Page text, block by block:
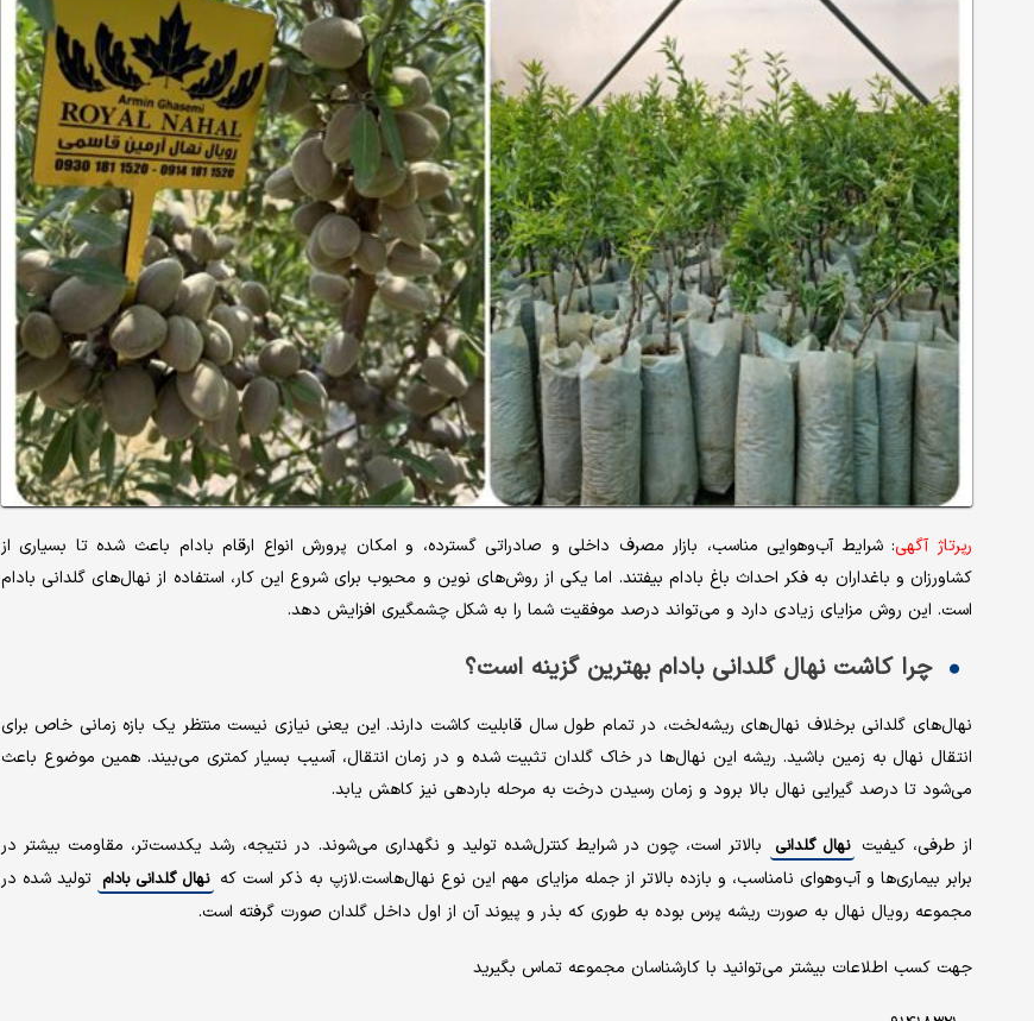
رپرتاژ آگهی: شرایط آب‌وهوایی مناسب، بازار مصرف داخلی و صادراتی گسترده، و امکان پرورش انواع ارقام بادام باعث شده تا بسیاری از
کشاورزان و باغداران به فکر احداث باغ بادام بیفتند. اما یکی از روش‌های نوین و محبوب برای شروع این کار، استفاده از نهال‌های گلدانی بادام
است. این روش مزایای زیادی دارد و می‌تواند درصد موفقیت شما را به شکل چشمگیری افزایش دهد.
چرا کاشت نهال گلدانی بادام بهترین گزینه است؟
نهال‌های گلدانی برخلاف نهال‌های ریشه‌لخت، در تمام طول سال قابلیت کاشت دارند. این یعنی نیازی نیست منتظر یک بازه زمانی خاص برای
انتقال نهال به زمین باشید. ریشه این نهال‌ها در خاک گلدان تثبیت شده و در زمان انتقال، آسیب بسیار کمتری می‌بیند. همین موضوع باعث
می‌شود تا درصد گیرایی نهال بالا برود و زمان رسیدن درخت به مرحله باردهی نیز کاهش یابد.
از طرفی، کیفیت نهال‌ گلدانی
بالاتر است، چون در شرایط کنترل‌شده تولید و نگهداری می‌شوند. در نتیجه، رشد یکدست‌تر، مقاومت بیشتر در
برابر بیماری‌ها و آب‌وهوای نامناسب، و بازده بالاتر از جمله مزایای مهم این نوع نهال‌هاست.لازپ به ذکر است که نهال گلدانی بادام تولید شده در
مجموعه رویال نهال به صورت ریشه پرس بوده به طوری که بذر و پیوند آن از اول داخل گلدان صورت گرفته است.
جهت کسب اطلاعات بیشتر می‌توانید با کارشناسان مجموعه تماس بگیرید